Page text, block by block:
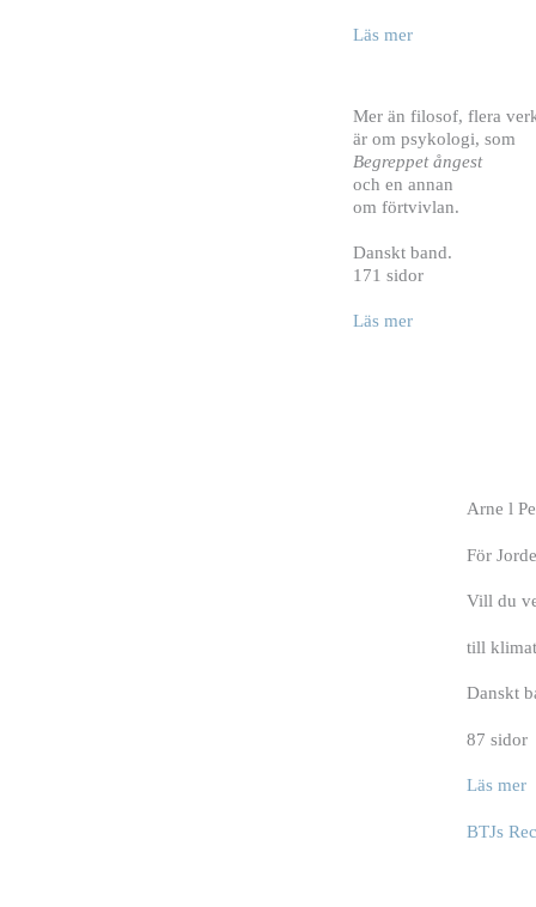
Läs mer
Mer än filosof, flera
är om psykologi, som
Begreppet ångest
och en annan
om förtvivlan.
Danskt band.
171 sidor
Läs mer
Arne l
För
Vill du
till
Danskt
87 sidor
Läs mer
BTJs